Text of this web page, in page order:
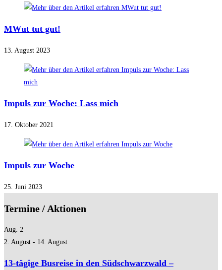
MWut tut gut!
13. August 2023
Impuls zur Woche: Lass mich
17. Oktober 2021
Impuls zur Woche
25. Juni 2023
Termine / Aktionen
Aug. 2
2. August - 14. August
13-tägige Busreise in den Südschwarzwald –